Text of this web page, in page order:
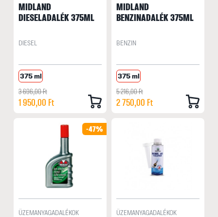
MIDLAND
DIESELADALÉK 375ML
DIESEL
375 ml
3 696,00 Ft
1 950,00 Ft
MIDLAND
BENZINADALÉK 375ML
BENZIN
375 ml
5 216,00 Ft
2 750,00 Ft
-47%
ÜZEMANYAGADALÉKOK ÜZEMANYAGADALÉKOK